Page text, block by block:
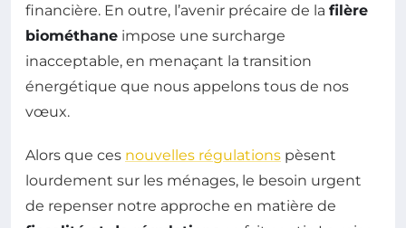
financière. En outre, l’avenir précaire de la filère
biométhane impose une surcharge
inacceptable, en menaçant la transition
énergétique que nous appelons tous de nos
vœux.
Alors que ces nouvelles régulations pèsent
lourdement sur les ménages, le besoin urgent
de repenser notre approche en matière de